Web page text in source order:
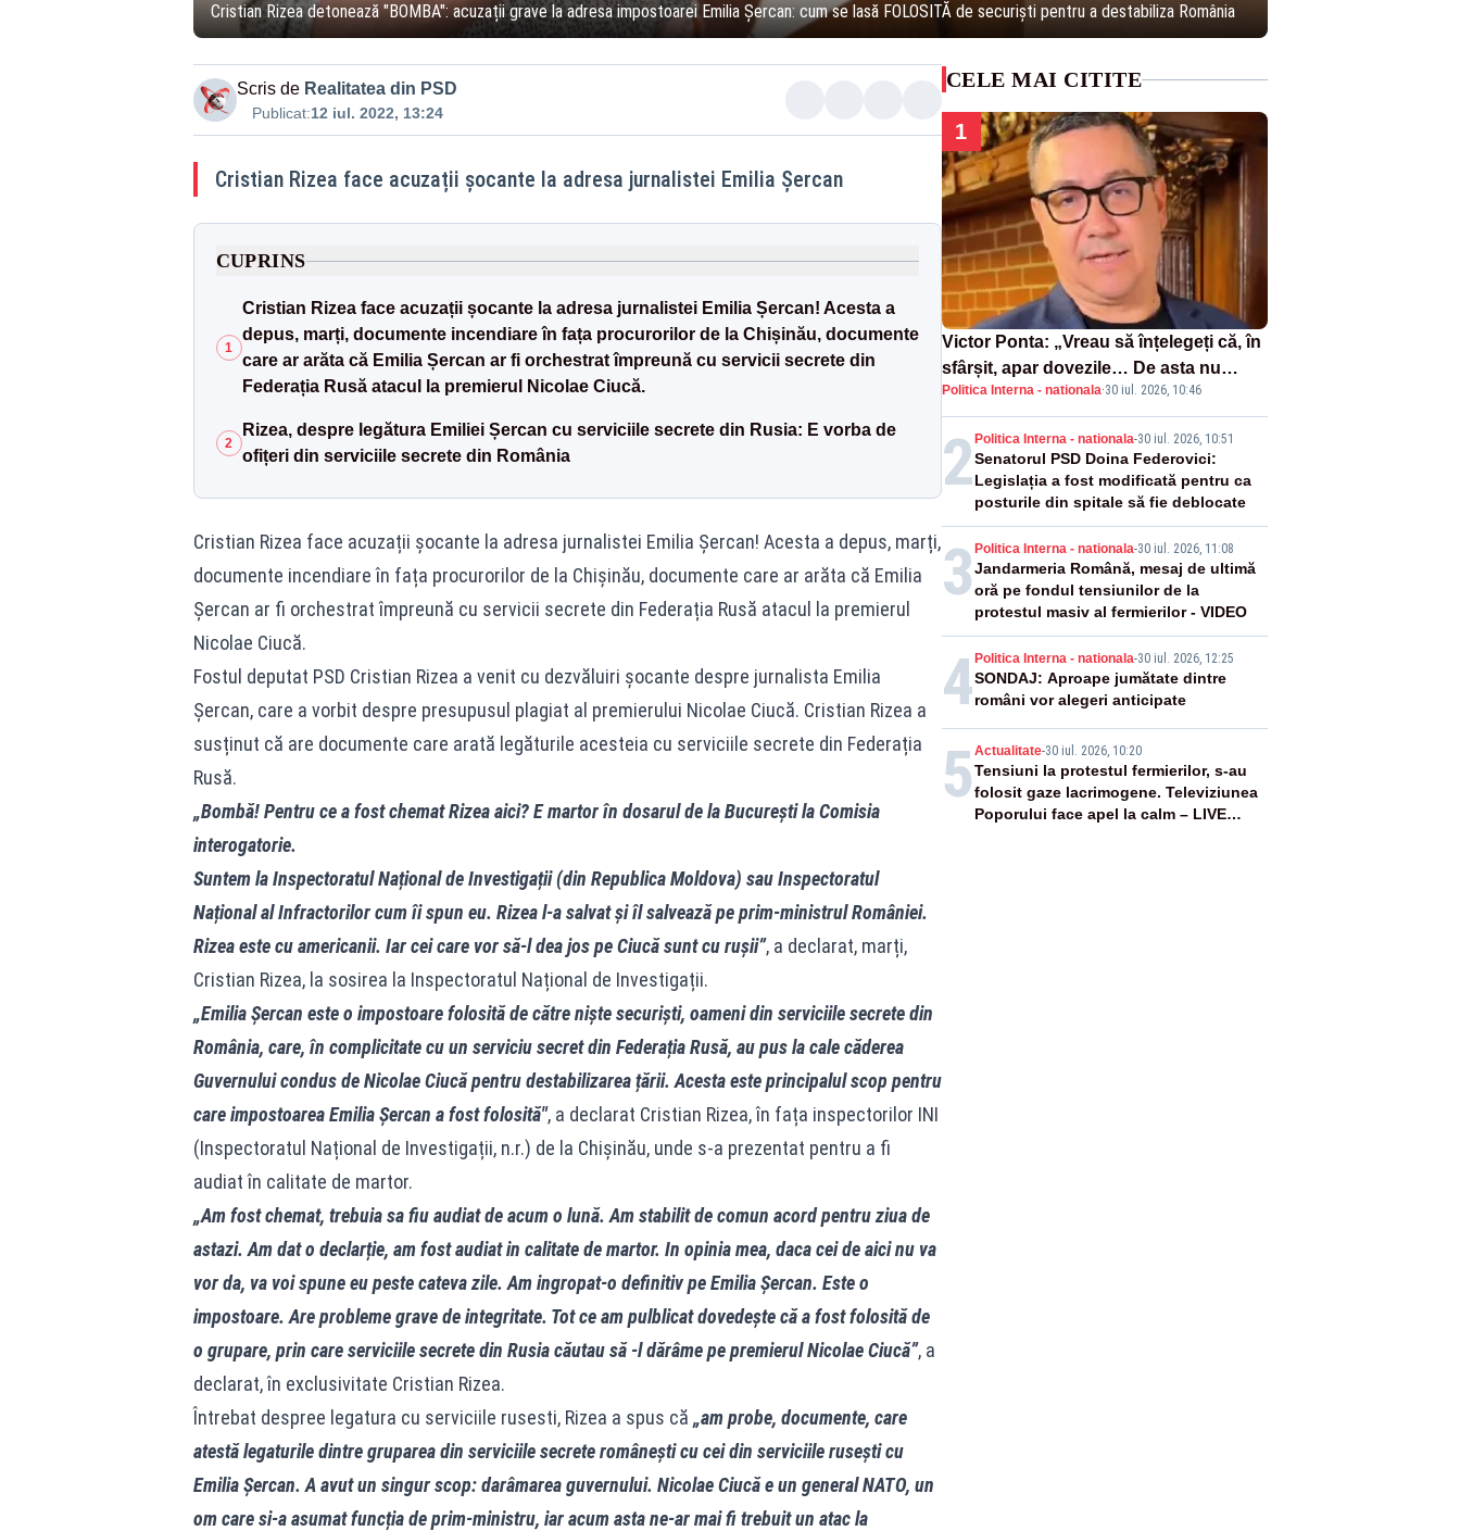
Cristian Rizea detonează "BOMBA": acuzații grave la adresa impostoarei Emilia Șercan: cum se lasă FOLOSITĂ de securiști pentru a destabiliza România
Scris de Realitatea din PSD
Publicat:12 iul. 2022, 13:24
Cristian Rizea face acuzații șocante la adresa jurnalistei Emilia Șercan
CUPRINS
1
Cristian Rizea face acuzații șocante la adresa jurnalistei Emilia Șercan! Acesta a
depus, marți, documente incendiare în fața procurorilor de la Chișinău, documente
care ar arăta că Emilia Șercan ar fi orchestrat împreună cu servicii secrete din
Federația Rusă atacul la premierul Nicolae Ciucă.
2
Rizea, despre legătura Emiliei Șercan cu serviciile secrete din Rusia: E vorba de
ofițeri din serviciile secrete din România
Cristian Rizea face acuzații șocante la adresa jurnalistei Emilia Șercan! Acesta a depus, marți,
documente incendiare în fața procurorilor de la Chișinău, documente care ar arăta că Emilia
Șercan ar fi orchestrat împreună cu servicii secrete din Federația Rusă atacul la premierul
Nicolae Ciucă.
Fostul deputat PSD Cristian Rizea a venit cu dezvăluiri șocante despre jurnalista Emilia
Șercan, care a vorbit despre presupusul plagiat al premierului Nicolae Ciucă. Cristian Rizea a
susținut că are documente care arată legăturile acesteia cu serviciile secrete din Federația
Rusă.
„Bombă! Pentru ce a fost chemat Rizea aici? E martor în dosarul de la București la Comisia
interogatorie.
Suntem la Inspectoratul Național de Investigații (din Republica Moldova) sau Inspectoratul
Național al Infractorilor cum îi spun eu. Rizea l-a salvat și îl salvează pe prim-ministrul României.
Rizea este cu americanii. Iar cei care vor să-l dea jos pe Ciucă sunt cu rușii”, a declarat, marți,
Cristian Rizea, la sosirea la Inspectoratul Național de Investigații.
„Emilia Șercan este o impostoare folosită de către niște securiști, oameni din serviciile secrete din
România, care, în complicitate cu un serviciu secret din Federația Rusă, au pus la cale căderea
Guvernului condus de Nicolae Ciucă pentru destabilizarea țării. Acesta este principalul scop pentru
care impostoarea Emilia Șercan a fost folosită", a declarat Cristian Rizea, în fața inspectorilor INI
(Inspectoratul Național de Investigații, n.r.) de la Chișinău, unde s-a prezentat pentru a fi
audiat în calitate de martor.
„Am fost chemat, trebuia sa fiu audiat de acum o lună. Am stabilit de comun acord pentru ziua de
astazi. Am dat o declarție, am fost audiat in calitate de martor. In opinia mea, daca cei de aici nu va
vor da, va voi spune eu peste cateva zile. Am ingropat-o definitiv pe Emilia Șercan. Este o
impostoare. Are probleme grave de integritate. Tot ce am pulblicat dovedește că a fost folosită de
o grupare, prin care serviciile secrete din Rusia căutau să -l dărâme pe premierul Nicolae Ciucă”, a
declarat, în exclusivitate Cristian Rizea.
Întrebat despree legatura cu serviciile rusesti, Rizea a spus că „am probe, documente, care
atestă legaturile dintre gruparea din serviciile secrete românești cu cei din serviciile rusești cu
Emilia Șercan. A avut un singur scop: darâmarea guvernului. Nicolae Ciucă e un general NATO, un
om care si-a asumat funcția de prim-ministru, iar acum asta ne-ar mai fi trebuit un atac la
CELE MAI CITITE
1
Victor Ponta: „Vreau să înțelegeți că, în
sfârșit, apar dovezile… De asta nu
pleacă Bolojan și useriștii”
Politica Interna - nationala·30 iul. 2026, 10:46
2 Politica Interna - nationala-30 iul. 2026, 10:51
Senatorul PSD Doina Federovici:
Legislația a fost modificată pentru ca
posturile din spitale să fie deblocate
3 Politica Interna - nationala-30 iul. 2026, 11:08
Jandarmeria Română, mesaj de ultimă
oră pe fondul tensiunilor de la
protestul masiv al fermierilor - VIDEO
4 Politica Interna - nationala-30 iul. 2026, 12:25
SONDAJ: Aproape jumătate dintre
români vor alegeri anticipate
5 Actualitate-30 iul. 2026, 10:20
Tensiuni la protestul fermierilor, s-au
folosit gaze lacrimogene. Televiziunea
Poporului face apel la calm – LIVE